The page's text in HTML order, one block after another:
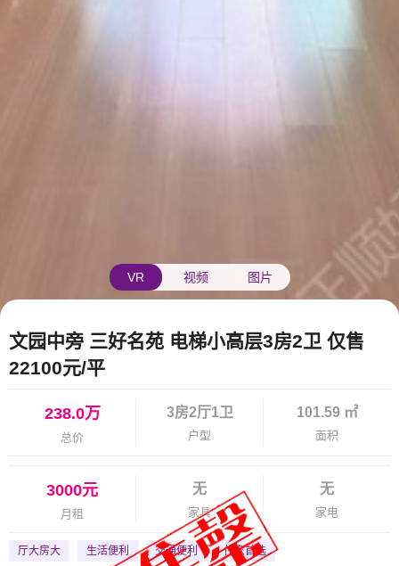
VR 视频 图片
文园中旁 三好名苑 电梯小高层3房2卫 仅售
22100元/平
238.0万
总价
3房2厅1卫
户型
101.59 ㎡
面积
3000元
月租
无
家具
无
家电
厅大房大 生活便利 交通便利 住家首选